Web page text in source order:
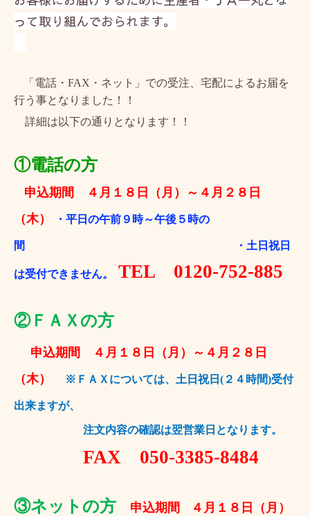
って取り組んでおられます。
「電話・ FAX ・ネット」での受注、宅配によるお届を
行う事となりました！！
詳細は以下の通りとなります！！
①電話の方
申込期間
４月１８日（月）～４月２８日
（木）
・ 平日の午前９時～午後５時の
間 ・土日祝日
は受付できません。 TEL 0120-752-885
②ＦＡＸの方
申込期間
４月１８日（月）～４月２８日
（木）
※ＦＡＸについては、土日祝日 ( ２４時間)受付
出来ますが、
注文内容の確認は翌営業日となります。
FAX 050-3385-8484
③ネットの方 申込期間
４月１８日（月）